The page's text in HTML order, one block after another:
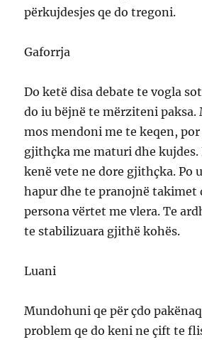
përkujdesjes qe do tregoni.
Gaforrja
Do ketë disa debate te vogla
do iu bëjnë te mërziteni
mos mendoni me te keqen,
gjithçka me maturi dhe kujdes.
kenë vete ne dore gjithçka. Po
hapur dhe te pranojnë takimet
persona vërtet me vlera. Te
te stabilizuara gjithë kohës.
Luani
Mundohuni qe për çdo
problem qe do keni ne çift te